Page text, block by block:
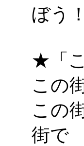
ぼう！
★「
この
この
街で